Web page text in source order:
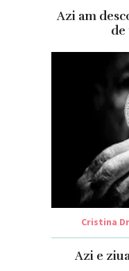
Azi am
de
Cristina
Azi e